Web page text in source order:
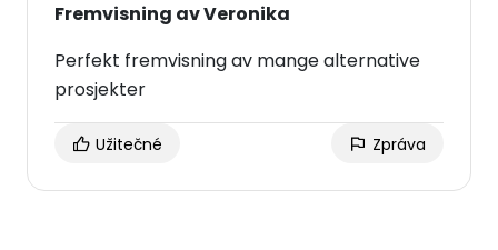
Fremvisning av Veronika
Perfekt fremvisning av mange alternative
prosjekter
Užitečné Zpráva